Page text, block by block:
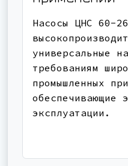
Насосы ЦНС 60-
универсальные
требованиям
промышленных
обеспечивающие
эксплуатации.